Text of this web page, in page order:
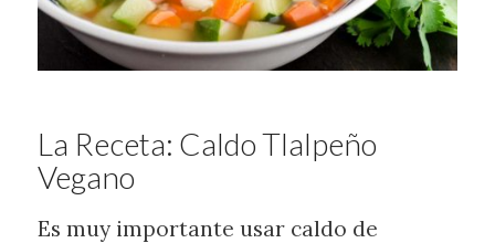
La Receta: Caldo Tlalpeño
Vegano
Es muy importante usar caldo de